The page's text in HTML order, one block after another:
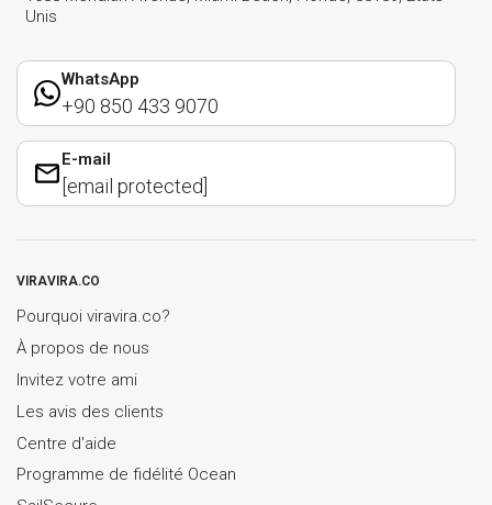
Unis
WhatsApp
+90 850 433 9070
E-mail
[email protected]
VIRAVIRA.CO
Pourquoi viravira.co?
À propos de nous
Invitez votre ami
Les avis des clients
Centre d'aide
Programme de fidélité Ocean